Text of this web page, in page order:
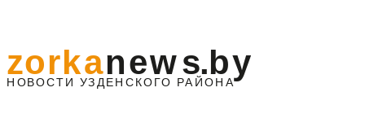
НО ВОСТИ УЗДЕНС КО ГО РАЙОНА
zorkanews.by